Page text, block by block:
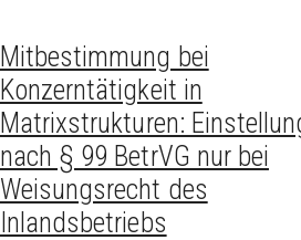
Mitbestimmung bei
Konzerntätigkeit in
Matrixstrukturen:
nach § 99 BetrVG nur bei
Weisungsrecht des
Inlandsbetriebs